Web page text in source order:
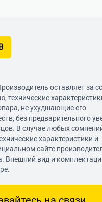
оставляет за
технические
не ухудшающие его
без предварительного
В случае любых
характеристики и
сайте
Внешний вид и